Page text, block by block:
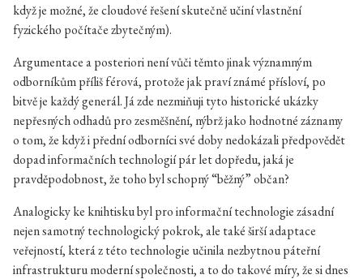
když je možné, že cloudové řešení skutečně učiní vlastnění
fyzického počítače zbytečným).
Argumentace a posteriori není vůči těmto jinak významným
odborníkům příliš férová, protože jak praví známé přísloví, po
bitvě je každý generál. Já zde nezmiňuji tyto historické ukázky
nepřesných odhadů pro zesměšnění, nýbrž jako hodnotné záznamy
o tom, že když i přední odborníci své doby nedokázali předpovědět
dopad informačních technologií pár let dopředu, jaká je
pravděpodobnost, že toho byl schopný “běžný” občan?
Analogicky ke knihtisku byl pro informační technologie zásadní
nejen samotný technologický pokrok, ale také širší adaptace
veřejností, která z této technologie učinila nezbytnou páteřní
infrastrukturu moderní společnosti, a to do takové míry, že si dnes